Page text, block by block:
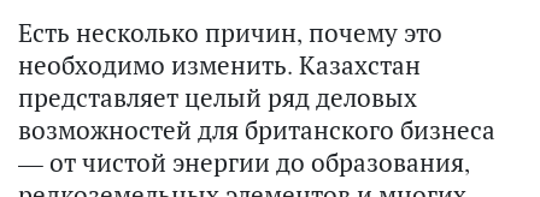
Есть несколько причин, почему это
необходимо изменить. Казахстан
представляет целый ряд деловых
возможностей для британского бизнеса
— от чистой энергии до образования,